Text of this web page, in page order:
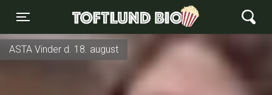
Toggle navigation
Toftlund Biograf
ASTA Vinder d. 18. august